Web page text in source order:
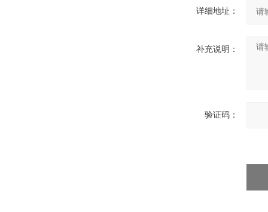
详细地址：
补充说明：
验证码：